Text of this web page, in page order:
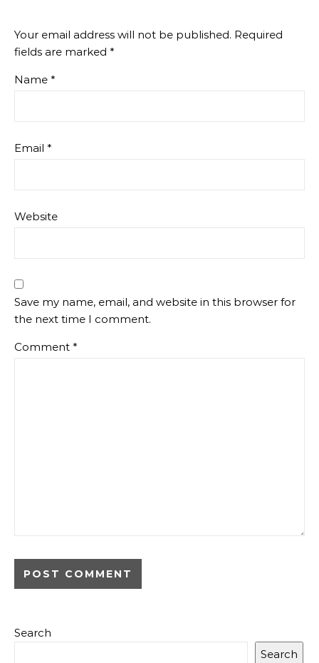
Your email address will not be published. Required
fields are marked *
Name *
Email *
Website
Save my name, email, and website in this browser for
the next time I comment.
Comment *
Search
Search